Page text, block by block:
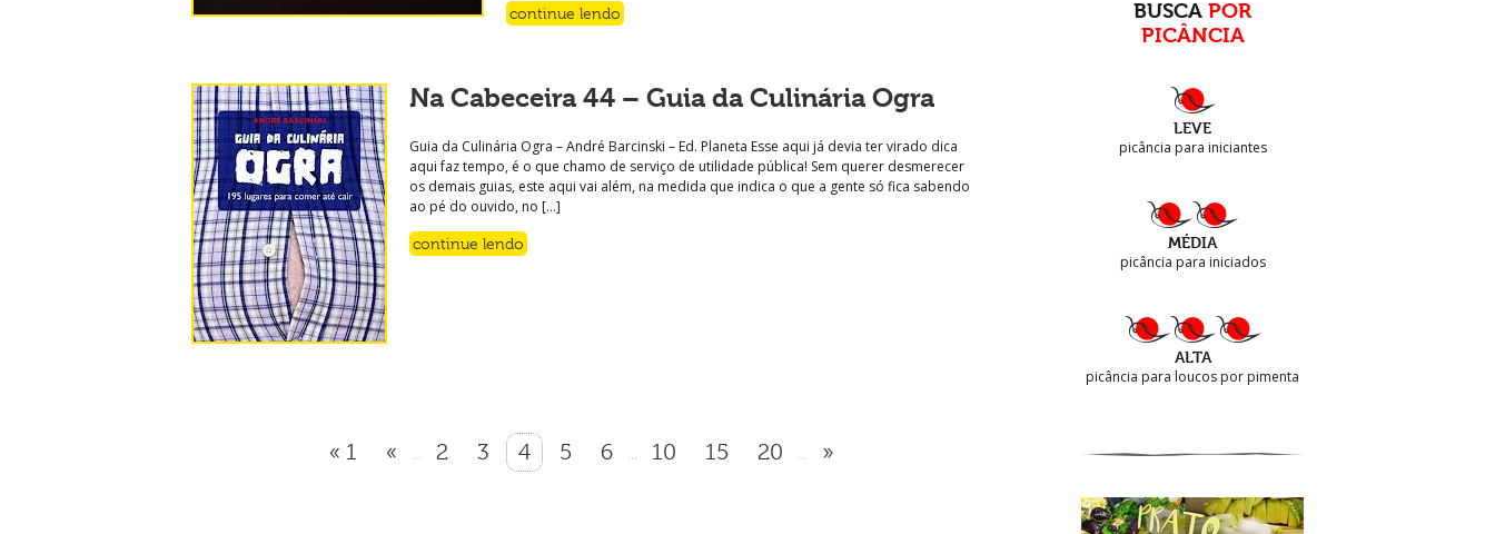
continue lendo
Na Cabeceira 44 – Guia da Culinária Ogra
Guia da Culinária Ogra – André Barcinski – Ed. Planeta Esse aqui já devia ter virado dica
aqui faz tempo, é o que chamo de serviço de utilidade pública! Sem querer desmerecer
os demais guias, este aqui vai além, na medida que indica o que a gente só fica sabendo
ao pé do ouvido, no […]
continue lendo
« 1 « ... 2 3 4 5 6 ... 10 15 20 ... »
BUSCA POR
PICÂNCIA
LEVE
picância para iniciantes
MÉDIA
picância para iniciados
ALTA
picância para loucos por pimenta